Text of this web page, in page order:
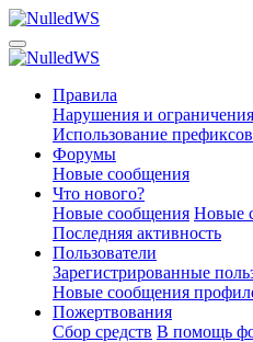
Правила
Нарушения и ограничения
Использование префиксов
Форумы
Новые сообщения
Что нового?
Новые сообщения Новые
Последняя активность
Пользователи
Зарегистрированные
Новые сообщения
Пожертвования
Сбор средств В помощь